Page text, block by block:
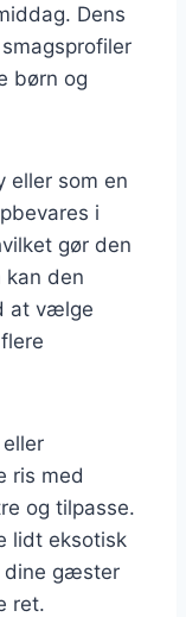
Dens
børn og
eller som en
i
gør den
kan den
at vælge
ris med
og tilpasse.
lidt eksotisk
dine gæster
ret.